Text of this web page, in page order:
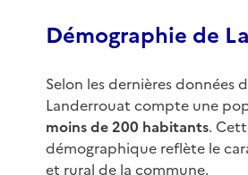
Démographie de
Selon les dernières données
Landerrouat compte une
moins de 200 habitants.
démographique reflète le
et rural de la commune.